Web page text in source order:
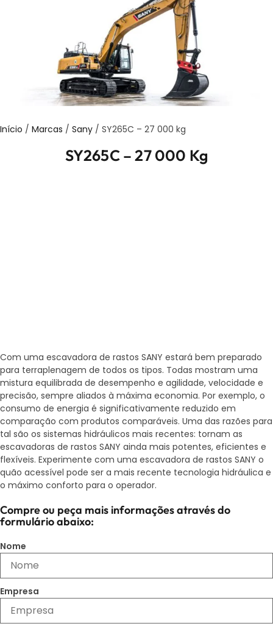
Início / Marcas / Sany / SY265C – 27 000 kg
SY265C – 27 000 Kg
Com uma escavadora de rastos SANY estará bem preparado
para terraplenagem de todos os tipos. Todas mostram uma
mistura equilibrada de desempenho e agilidade, velocidade e
precisão, sempre aliados à máxima economia. Por exemplo, o
consumo de energia é significativamente reduzido em
comparação com produtos comparáveis. Uma das razões para
tal são os sistemas hidráulicos mais recentes: tornam as
escavadoras de rastos SANY ainda mais potentes, eficientes e
flexíveis. Experimente com uma escavadora de rastos SANY o
quão acessível pode ser a mais recente tecnologia hidráulica e
o máximo conforto para o operador.
Compre ou peça mais informações através do
formulário abaixo:
Nome
Empresa